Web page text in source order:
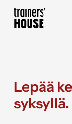
Skip to content
Trainers' House
Lepää
syksyllä.